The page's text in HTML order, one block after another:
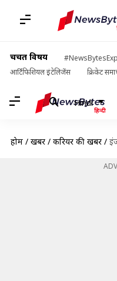
चर्चित विषय
आर्टिफिशियल इंटेलिजेंस
क्रिकेट
Hindi
होम / खबरें / करियर की खबरें /